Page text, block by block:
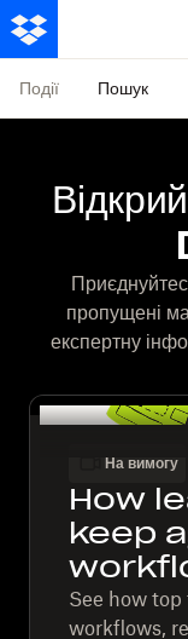
Події Пошук
пропущені
експертну
На вимогу
How
keep
See how
workflows,